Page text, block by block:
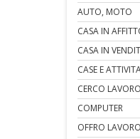
AUTO, MOTO
CASA IN
CASA IN
CASE E
CERCO LAVORO
COMPUTER
OFFRO LAVORO